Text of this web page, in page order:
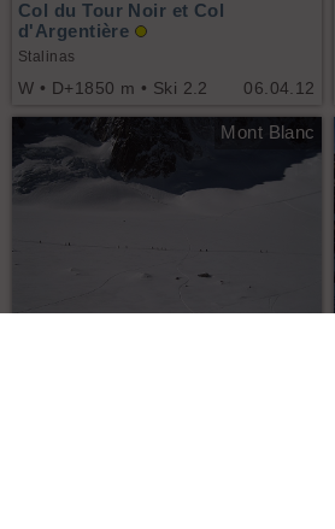
06.04.12
Col du Tour Noir et Col
d'Argentière
Stalinas
W • D+1850 m • Ski 2.2
Mont Blanc